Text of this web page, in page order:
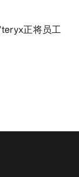
正将员工